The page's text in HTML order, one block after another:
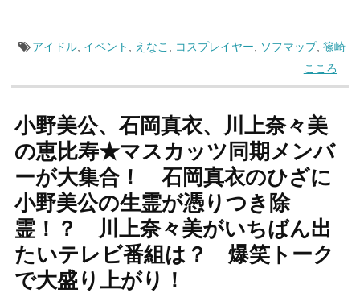
アイドル, イベント えなこ コスプレイヤー ソフマップ, 篠崎
こころ
小野美公、石岡真衣、川上奈々美
の恵比寿★マスカッツ同期メンバ
ーが大集合！ 石岡真衣のひざに
小野美公の生霊が憑りつき除
霊！？ 川上奈々美がいちばん出
たいテレビ番組は？ 爆笑トーク
で大盛り上がり！